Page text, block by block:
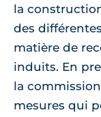
la
des
matière de
induits. En
la
mesures qui